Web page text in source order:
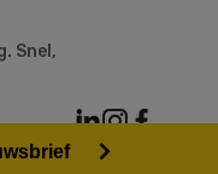
Snel,